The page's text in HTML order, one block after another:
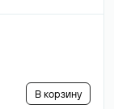
В корзину